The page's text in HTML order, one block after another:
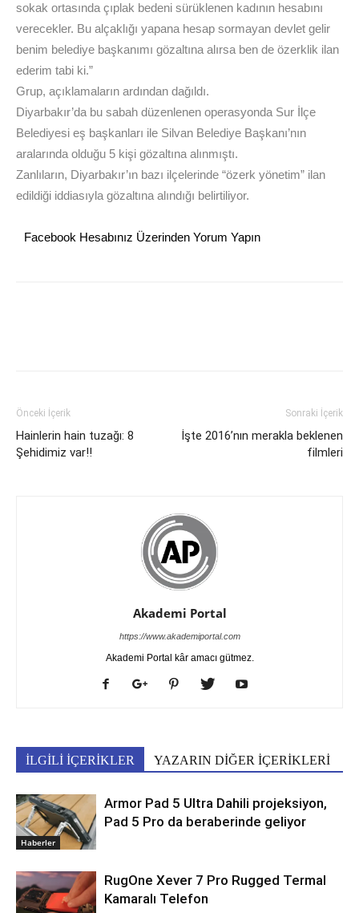
sokak ortasında çıplak bedeni sürüklenen kadının hesabını
verecekler. Bu alçaklığı yapana hesap sormayan devlet gelir
benim belediye başkanımı gözaltına alırsa ben de özerklik ilan
ederim tabi ki.”
Grup, açıklamaların ardından dağıldı.
Diyarbakır’da bu sabah düzenlenen operasyonda Sur İlçe
Belediyesi eş başkanları ile Silvan Belediye Başkanı’nın
aralarında olduğu 5 kişi gözaltına alınmıştı.
Zanlıların, Diyarbakır’ın bazı ilçelerinde “özerk yönetim” ilan
edildiği iddiasıyla gözaltına alındığı belirtiliyor.
Facebook Hesabınız Üzerinden Yorum Yapın
Önceki İçerik
Hainlerin hain tuzağı: 8
Şehidimiz var!!
Sonraki İçerik
İşte 2016’nın merakla beklenen
filmleri
Akademi Portal
https://www.akademiportal.com
Akademi Portal kâr amacı gütmez.
İLGİLİ İÇERİKLER YAZARIN DİĞER İÇERİKLERİ
Haberler
Armor Pad 5 Ultra Dahili projeksiyon,
Pad 5 Pro da beraberinde geliyor
RugOne Xever 7 Pro Rugged Termal
Kamaralı Telefon